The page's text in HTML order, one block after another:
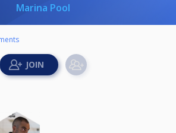
Marina Pool